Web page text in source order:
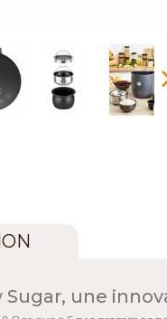
Sugar, une